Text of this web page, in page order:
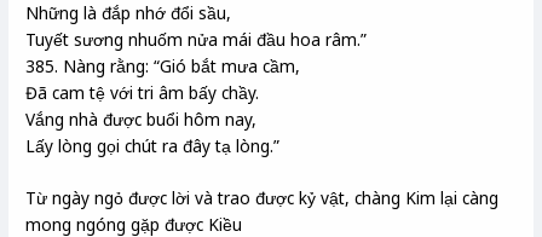
Những là đắp nhớ đổi sầu,
Tuyết sương nhuốm nửa mái đầu hoa râm.”
385. Nàng rằng: “Gió bắt mưa cầm,
Đã cam tệ với tri âm bấy chầy.
Vắng nhà được buổi hôm nay,
Lấy lòng gọi chút ra đây tạ lòng.”
Từ ngày ngỏ được lời và trao được kỷ vật, chàng Kim lại càng
mong ngóng gặp được Kiều